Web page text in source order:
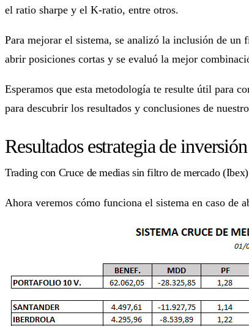
el ratio sharpe y el K-ratio, entre otros.
Para mejorar el sistema, se analizó la inclusión de
abrir posiciones cortas y se evaluó la mejor
Esperamos que esta metodología te resulte útil para
para descubrir los resultados y conclusiones de
Resultados estrategia de
Trading con Cruce de medias sin filtro de mercado
Ahora veremos cómo funciona el sistema en caso